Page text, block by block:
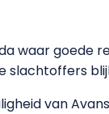
waar goede
slachtoffers
van